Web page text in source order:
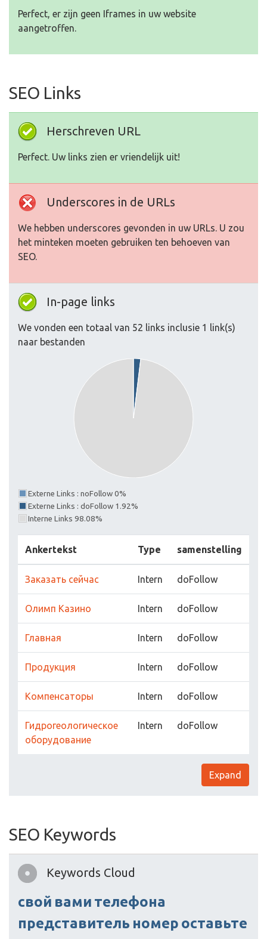
Perfect, er zijn geen Iframes in uw website
aangetroffen.
SEO Links
Herschreven URL
Perfect. Uw links zien er vriendelijk uit!
Underscores in de URLs
We hebben underscores gevonden in uw URLs. U zou
het minteken moeten gebruiken ten behoeven van
SEO.
In-page links
We vonden een totaal van 52 links inclusie 1 link(s)
naar bestanden
Externe Links : noFollow 0%
Externe Links : doFollow 1.92%
Interne Links 98.08%
Ankertekst Type samenstelling
Заказать сейчас Intern doFollow
Олимп Казино Intern doFollow
Главная Intern doFollow
Продукция Intern doFollow
Компенсаторы Intern doFollow
Гидрогеологическое
оборудование
Intern doFollow
Expand
SEO Keywords
Keywords Cloud
свой вами телефона
представитель номер оставьте